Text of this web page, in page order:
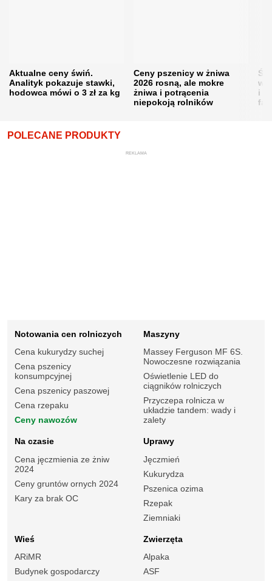
Aktualne ceny świń.
Analityk pokazuje stawki,
hodowca mówi o 3 zł za kg
Ceny pszenicy w żniwa
2026 rosną, ale mokre
żniwa i potrącenia
niepokoją rolników
i
POLECANE PRODUKTY
REKLAMA
Notowania cen rolniczych
Cena kukurydzy suchej
Cena pszenicy
konsumpcyjnej
Cena pszenicy paszowej
Cena rzepaku
Ceny nawozów
Maszyny
Massey Ferguson MF 6S.
Nowoczesne rozwiązania
Oświetlenie LED do
ciągników rolniczych
Przyczepa rolnicza w
układzie tandem: wady i
zalety
Na czasie
Cena jęczmienia ze żniw
2024
Ceny gruntów ornych 2024
Kary za brak OC
Uprawy
Jęczmień
Kukurydza
Pszenica ozima
Rzepak
Ziemniaki
Wieś
ARiMR
Budynek gospodarczy
Zwierzęta
Alpaka
ASF